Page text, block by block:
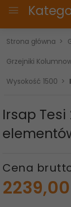
Strona główna
Grzejniki
Wysokość 1500
Irsap Tesi
Cena
2239,00